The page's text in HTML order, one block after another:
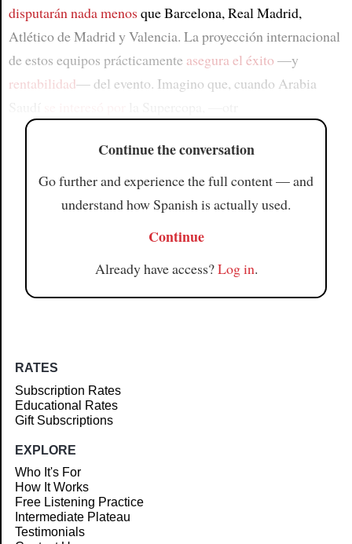
disputarán nada menosque Barcelona, Real Madrid,
Atlético de Madrid y Valencia. La proyección internacional
de estos equipos prácticamente asegura el éxito —y
rentabilidad— del evento. Imagino que, cuando Arabia
Continue the conversation
Go further and experience the full content — and
understand how Spanish is actually used.
Continue
Already have access?Log in.
RATES
Subscription Rates
Educational Rates
Gift Subscriptions
EXPLORE
Who It's For
How It Works
Free Listening Practice
Intermediate Plateau
Testimonials